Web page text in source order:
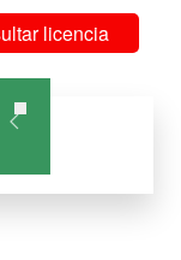
licencia